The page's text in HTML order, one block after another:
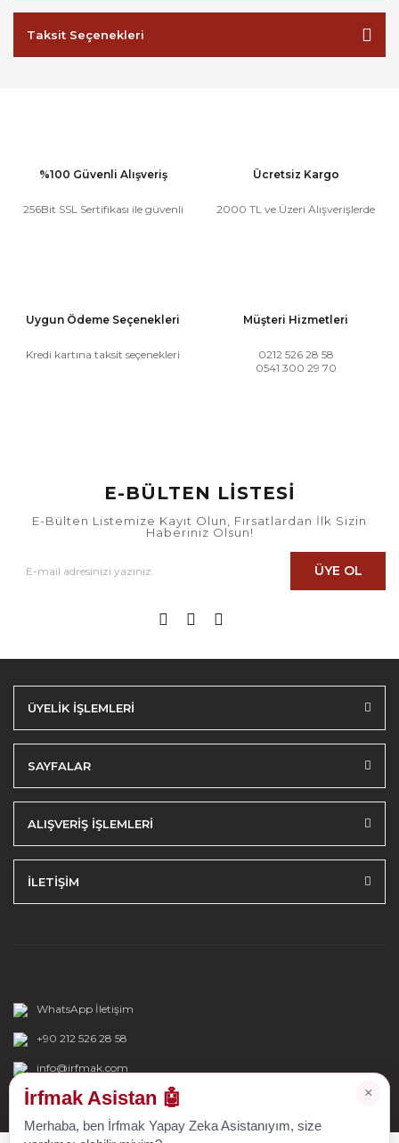
Taksit Seçenekleri
%100 Güvenli Alışveriş
256Bit SSL Sertifikası ile güvenli
Ücretsiz Kargo
2000 TL ve Üzeri Alışverişlerde
Uygun Ödeme Seçenekleri
Kredi kartına taksit seçenekleri
Müşteri Hizmetleri
0212 526 28 58
0541 300 29 70
E-BÜLTEN LİSTESİ
E-Bülten Listemize Kayıt Olun, Fırsatlardan İlk Sizin
Haberiniz Olsun!
ÜYE OL
ÜYELİK İŞLEMLERİ
SAYFALAR
ALIŞVERİŞ İŞLEMLERİ
İLETİŞİM
WhatsApp İletişim
+90 212 526 28 58
info@irfmak.com
×
İrfmak Asistan 🤖
Merhaba, ben İrfmak Yapay Zeka Asistanıyım, size